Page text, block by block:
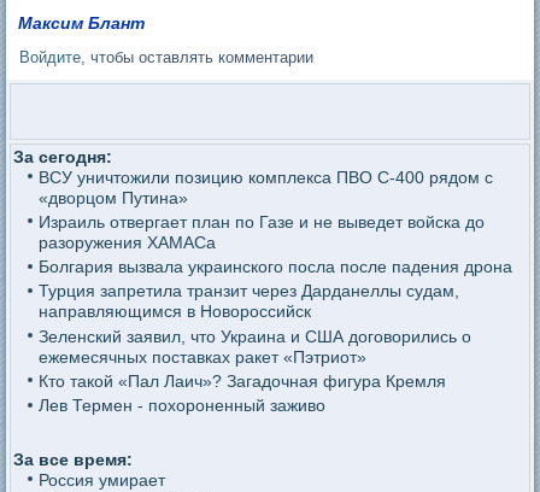
Максим Блант
Войдите , чтобы оставлять комментарии
За сегодня:
ВСУ уничтожили позицию комплекса ПВО С-400 рядом с
«дворцом Путина»
Израиль отвергает план по Газе и не выведет войска до
разоружения ХАМАСа
Болгария вызвала украинского посла после падения дрона
Турция запретила транзит через Дарданеллы судам,
направляющимся в Новороссийск
Зеленский заявил, что Украина и США договорились о
ежемесячных поставках ракет «Пэтриот»
Кто такой «Пал Лаич»? Загадочная фигура Кремля
Лев Термен - похороненный заживо
За все время:
Россия умирает